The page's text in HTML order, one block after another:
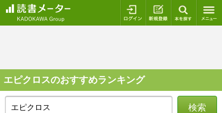
ログイン 新規登録
エピクロスのおすすめランキング
検索